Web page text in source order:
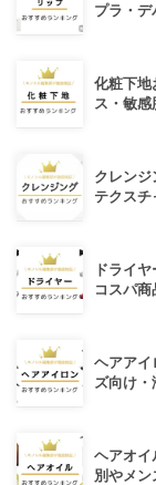
プラ・デ
化粧下地
ス・敏感
クレン
テクスチ
ドライ
コスパ商
ヘアアイ
ズ向け・
ヘアオイ
別やメン